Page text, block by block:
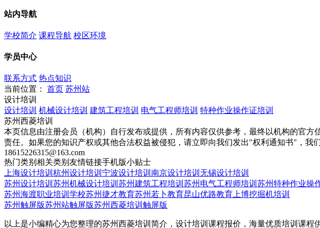
站内导航
学校简介 课程导航 校区环境
学员中心
联系方式 热点知识
当前位置：
首页 苏州站
设计培训
设计培训 机械设计培训 建筑工程培训 电气工程师培训 特种作业操作证培训
苏州西菱培训
本页信息由注册会员（机构）自行发布或提供，所有内容仅供参考，最终以机构的官
责任。如果您的知识产权或其他合法权益被侵犯，请立即向我们发出"权利通知书"，我
18615226315@163.com
热门类别 相关类别 友情链接手机版小贴士
上海设计培训 杭州设计培训 宁波设计培训 南京设计培训 无锡设计培训
苏州设计培训 苏州机械设计培训 苏州建筑工程培训 苏州电气工程师培训 苏州特种作业操
苏州海渡职业培训学校苏州捷才教育苏州若卜教育昆山优路教育 上博挖掘机培训
苏州触屏版苏州站触屏版苏州西菱培训触屏版
以上是小编精心为您整理的苏州西菱培训简介，设计培训课程报价，海量优质培训课程